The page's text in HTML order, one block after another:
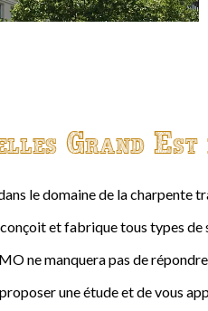
Grand
le domaine de la
et fabrique tous types de
ne manquera pas de
une étude et de vous